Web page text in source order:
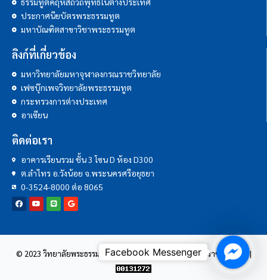
ประกาศนียบัตรพระธรรมทูต
มหาบัณฑิตสาขาวิชาพระธรรมทูต
ลิงก์ที่เกี่ยวข้อง
มหาวิทยาลัยมหาจุฬาลงกรณราชวิทยาลัย
เฟซบุ๊กเพจวิทยาลัยพระธรรมทูต
กระทรวงการต่างประเทศ
อาเซียน
ติดต่อเรา
อาคารเรียนรวม ชั้น 3 โซน D ห้อง D300
ต.ลำไทร อ.วังน้อย จ.พระนครศรีอยุธยา
0-3524-8000 ต่อ 8065
© 2023 วิทยาลัยพระธรรมทูต | มหาวิทยาลัยมหาจุฬาลงกรณราชวิทยาลัย |